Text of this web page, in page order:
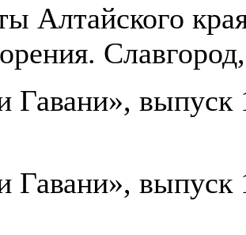
Алтайского
Гавани», выпуск
Гавани», выпуск